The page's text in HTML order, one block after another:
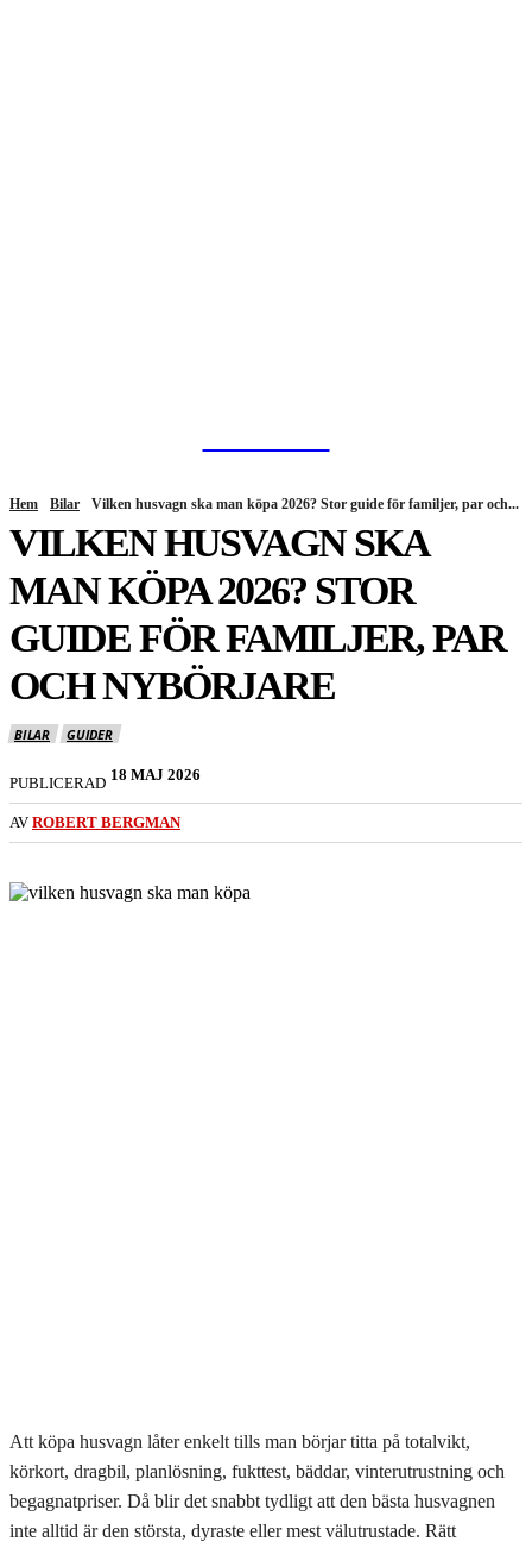
Hem Bilar Vilken husvagn ska man köpa 2026? Stor guide för familjer, par och...
VILKEN HUSVAGN SKA
MAN KÖPA 2026? STOR
GUIDE FÖR FAMILJER, PAR
OCH NYBÖRJARE
BILAR GUIDER
PUBLICERAD 18 MAJ 2026
AV ROBERT BERGMAN
Att köpa husvagn låter enkelt tills man börjar titta på totalvikt,
körkort, dragbil, planlösning, fukttest, bäddar, vinterutrustning och
begagnatpriser. Då blir det snabbt tydligt att den bästa husvagnen
inte alltid är den största, dyraste eller mest välutrustade. Rätt